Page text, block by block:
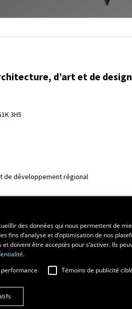
d’art et de design
3H5
de développement régional
des données qui nous permettent de
fins d’analyse et d’optimisation de nos
doivent être acceptés pour s’activer. Ils
Témoins de publicité